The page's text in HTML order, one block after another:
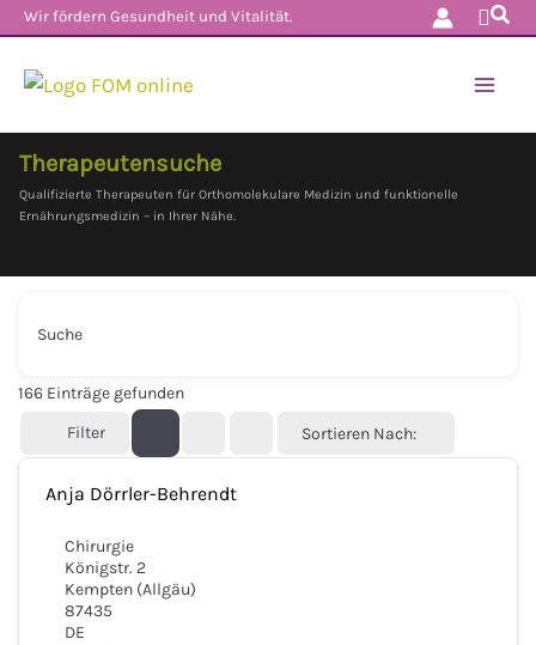
Zum
springen
Wir fördern Gesundheit und Vitalität.
Therapeutensuche
Qualifizierte Therapeuten für Orthomolekulare Medizin und funktionelle
Ernährungsmedizin – in Ihrer Nähe.
Suche
166 Einträge gefunden
Filter
Sortieren Nach:
Anja Dörrler-Behrendt
Chirurgie
Königstr. 2
Kempten (Allgäu)
87435
DE